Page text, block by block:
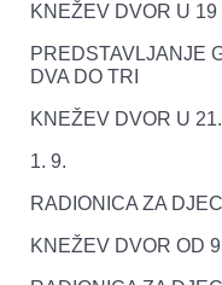
KNEŽEV DVOR U 19
PREDSTAVLJANJE
DVA DO TRI
KNEŽEV DVOR U
1. 9.
RADIONICA ZA
KNEŽEV DVOR OD